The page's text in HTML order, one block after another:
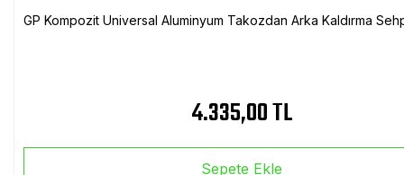
GP Kompozit Universal Aluminyum Takozdan Arka Kaldırma
4.335,00 TL
Sepete Ekle